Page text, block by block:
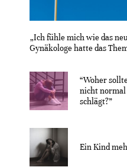
„Ich fühle mich wie das
Gynäkologe hatte das
“Woher
nicht normal
schlägt?”
Ein Kind